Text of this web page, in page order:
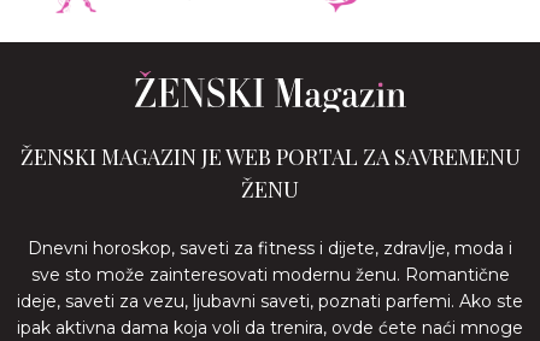
ŽENSKI MAGAZIN JE WEB PORTAL ZA SAVREMENU
ŽENU
Dnevni horoskop, saveti za fitness i dijete, zdravlje, moda i
sve sto može zainteresovati modernu ženu. Romantične
ideje, saveti za vezu, ljubavni saveti, poznati parfemi. Ako ste
ipak aktivna dama koja voli da trenira, ovde ćete naći mnoge